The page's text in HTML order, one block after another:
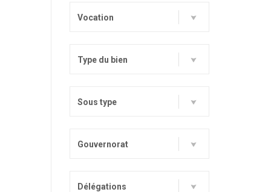
Vocation
Type du bien
Sous type
Gouvernorat
Délégations